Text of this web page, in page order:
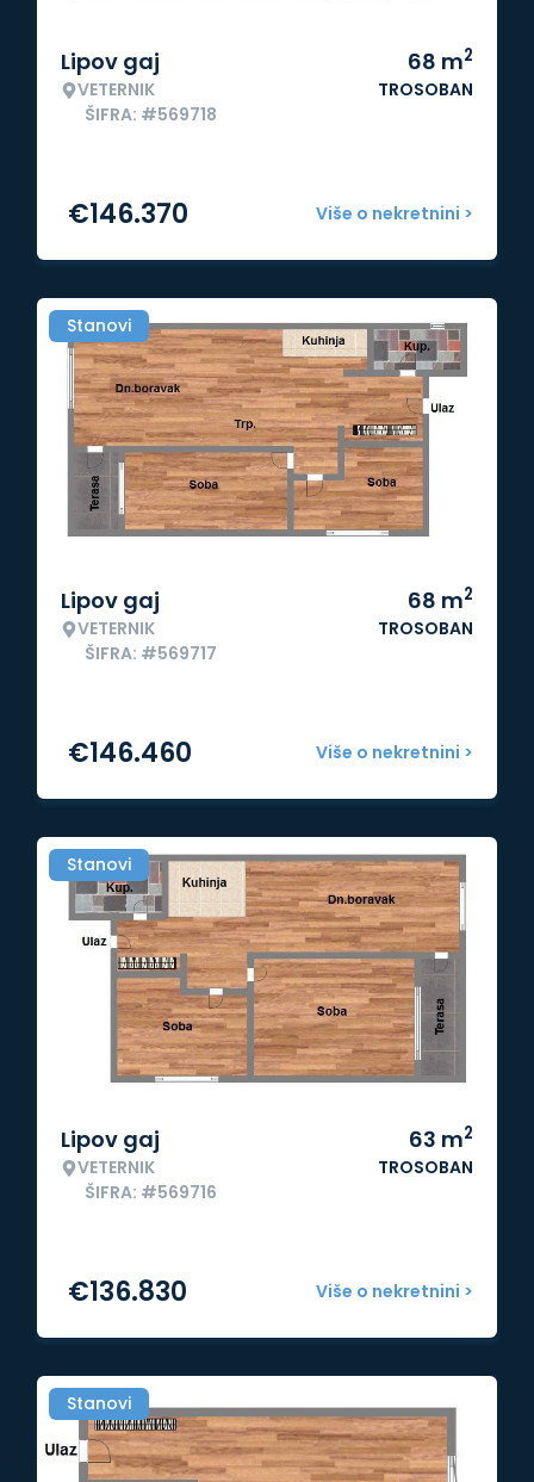
Lipov gaj
VETERNIK
ŠIFRA: #569718
68 m2
TROSOBAN
Više o nekretnini >
€146.370
Stanovi
Lipov gaj
VETERNIK
ŠIFRA: #569717
68 m2
TROSOBAN
Više o nekretnini >
€146.460
Stanovi
Lipov gaj
VETERNIK
ŠIFRA: #569716
63 m2
TROSOBAN
Više o nekretnini >
€136.830
Stanovi